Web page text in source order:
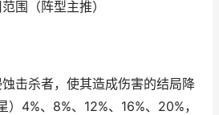
围（阵型主推）
击杀者，使其造成伤害的结局降
4%、8%、12%、16%、20%，